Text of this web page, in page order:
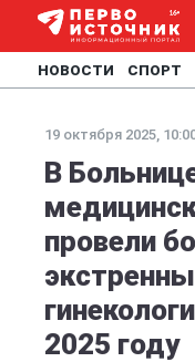
НОВОСТИ СПОРТ
19 октября 2025,
В
провели
2025 году